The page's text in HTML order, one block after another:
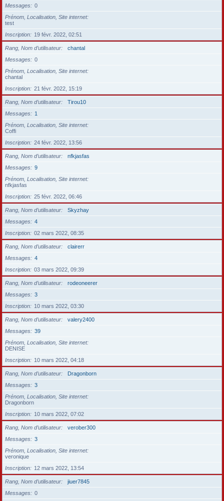
Messages
0
Prénom, Localisation, Site internet
test
Inscription
19 févr. 2022, 02:51
Rang, Nom d’utilisateur
chantal
Messages
0
Prénom, Localisation, Site internet
chantal
Inscription
21 févr. 2022, 15:19
Rang, Nom d’utilisateur
Tirou10
Messages
1
Prénom, Localisation, Site internet
Coffi
Inscription
24 févr. 2022, 13:56
Rang, Nom d’utilisateur
nfkjasfas
Messages
9
Prénom, Localisation, Site internet
nfkjasfas
Inscription
25 févr. 2022, 06:46
Rang, Nom d’utilisateur
Skyzhay
Messages
4
Inscription
02 mars 2022, 08:35
Rang, Nom d’utilisateur
clairerr
Messages
4
Inscription
03 mars 2022, 09:39
Rang, Nom d’utilisateur
rodeoneerer
Messages
3
Inscription
10 mars 2022, 03:30
Rang, Nom d’utilisateur
valery2400
Messages
39
Prénom, Localisation, Site internet
DENISE
Inscription
10 mars 2022, 04:18
Rang, Nom d’utilisateur
Dragonborn
Messages
3
Prénom, Localisation, Site internet
Dragonborn
Inscription
10 mars 2022, 07:02
Rang, Nom d’utilisateur
verober300
Messages
3
Prénom, Localisation, Site internet
veronique
Inscription
12 mars 2022, 13:54
Rang, Nom d’utilisateur
jiuer7845
Messages
0